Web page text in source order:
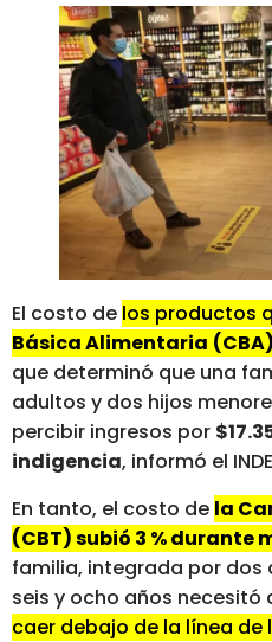
El costo de los productos
Básica Alimentaria (CBA)
que determinó que una
adultos y dos hijos
percibir ingresos por
indigencia, informó el
En tanto, el costo de la
(CBT) subió 3 % durante
familia, integrada por dos
seis y ocho años necesitó
caer debajo de la línea de